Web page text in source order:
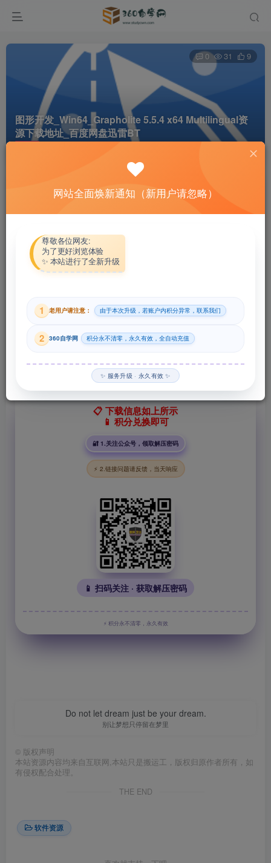
图形开发_Win64_Grapholite 5.5.4 x64 Multilingual资
源下载地址_百度网盘迅雷BT
0 31 9
热心网友 关注
此内容为付费资源，请付费后查看
29积分
付费资源
📋 下载信息如上所示
📱 积分兑换即可
🔐 1.关注公众号，领取解压密码
⚡ 2.链接问题请反馈，当天响应
📱 扫码关注 · 获取解压密码
⚡ 积分永不清零，永久有效
Do not let dream just be your dream.
别让梦想只停留在梦里
© 版权声明
本站资源内容均来自互联网,本站只是搬运工，版权归原作者所有，如
有侵权配合处理。
THE END
软件资源
网站全面焕新通知（新用户请忽略）
尊敬各位网友:
为了更好浏览体验
✨ 本站进行了全新升级
1 老用户请注意： 由于本次升级，若账户内积分异常，联系我们
2 360自学网 积分永不清零，永久有效，全自动充值
✨ 服务升级 · 永久有效 ✨